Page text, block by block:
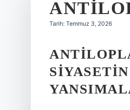
Tarih: Temmuz 3, 2026